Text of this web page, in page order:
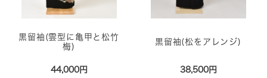
黒留袖(雲型に亀甲と松竹
梅)
44,000円
黒留袖(松をアレンジ)
38,500円